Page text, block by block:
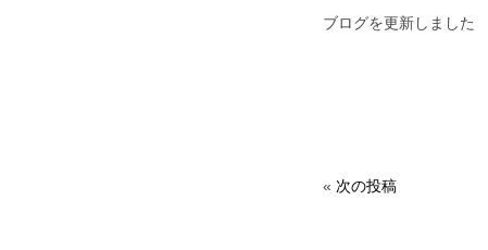
ブログを更新しました
« 次の投稿